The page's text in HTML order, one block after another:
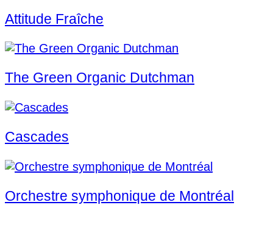
Attitude Fraîche
The Green Organic Dutchman
Cascades
Orchestre symphonique de Montréal